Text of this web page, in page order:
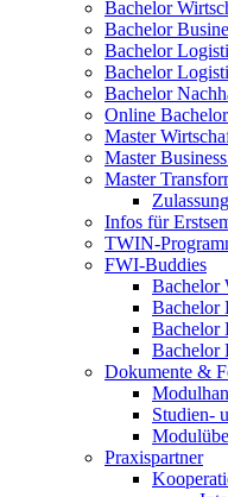
Bachelor
Bachelor
Bachelor
Bachelor
Bachelor
Online
Master
Master
Master
Zulassung
Infos für
TWIN-
FWI-Buddies
Bachelor
Bachelor
Bachelor
Bachelor
Dokumente &
Studien-
Praxispartner